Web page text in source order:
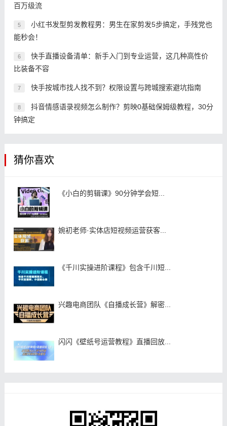
百万级流
5
小红书发型剪发教程男：男生在家剪发5步搞定，手残党也
能秒会！
6
快手直播设备清单：新手入门到专业运营，这几种高性价
比装备不容
7 快手按城市找人找不到？权限设置与跨城搜索避坑指南
8
抖音情感语录视频怎么制作？剪映0基础保姆级教程，30分
钟搞定
猜你喜欢
《小白的剪辑课》90分钟学会短...
婉初老师·实体店短视频运营获客...
《千川实操进阶课程》包含千川短...
兴趣电商团队《自播成长营》解密...
闪闪《壁纸号运营教程》直播回放...